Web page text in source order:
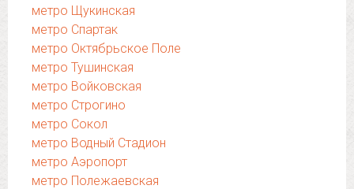
метро Щукинская
метро Спартак
метро Октябрьское Поле
метро Тушинская
метро Войковская
метро Строгино
метро Сокол
метро Водный Стадион
метро Аэропорт
метро Полежаевская